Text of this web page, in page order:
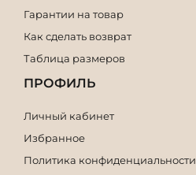
Гарантии на товар
Как сделать возврат
Таблица размеров
ПРОФИЛЬ
Личный кабинет
Избранное
Политика конфиденциальности